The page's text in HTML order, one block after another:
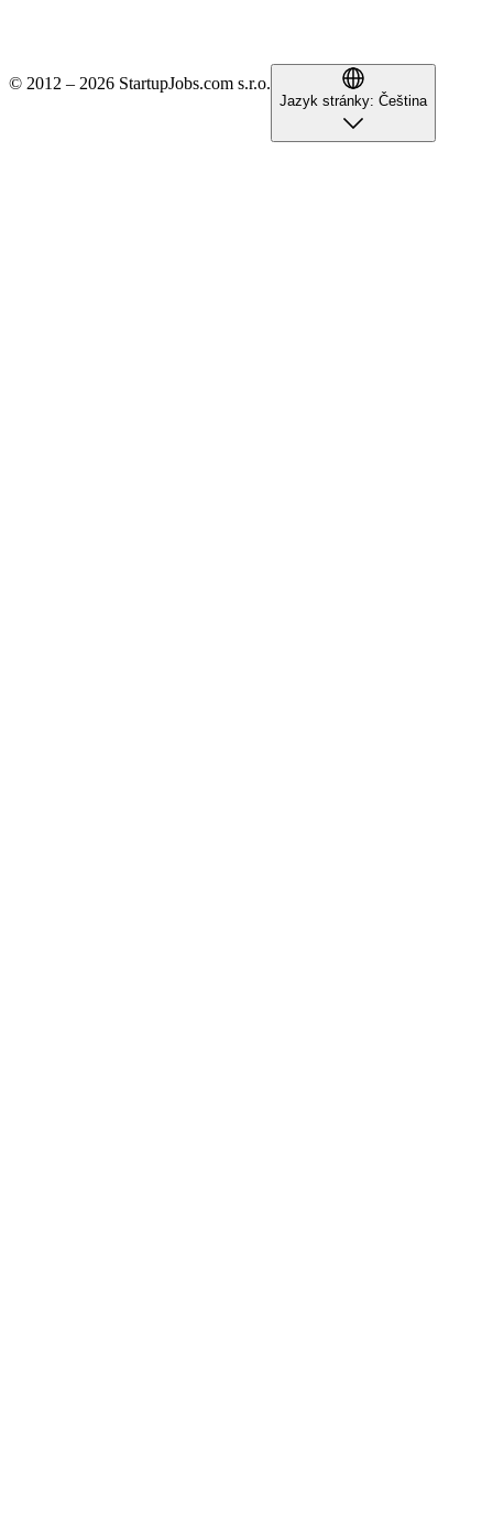
© 2012 – 2026 StartupJobs.com s.r.o.
Jazyk stránky: Čeština